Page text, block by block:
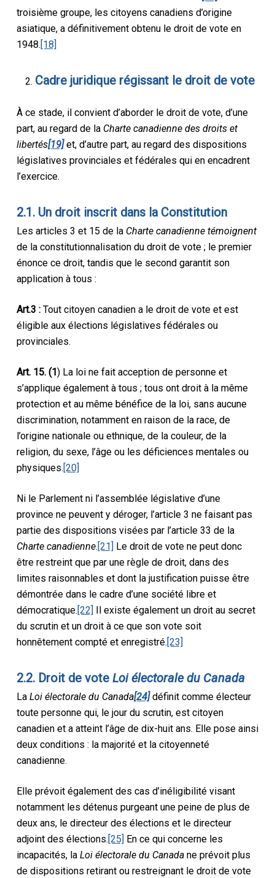
troisième groupe, les citoyens canadiens d’origine
asiatique, a définitivement obtenu le droit de vote en
1948. [18]
Cadre juridique régissant le droit de vote
À ce stade, il convient d’aborder le droit de vote, d’une
part, au regard de la Charte canadienne des droits et
libertés[19]et, d’autre part, au regard des dispositions
législatives provinciales et fédérales qui en encadrent
l’exercice.
2.1. Un droit inscrit dans la Constitution
Les articles 3 et 15 de la Charte canadienne témoignent
de la constitutionnalisation du droit de vote ; le premier
énonce ce droit, tandis que le second garantit son
application à tous :
Art.3 :Tout citoyen canadien a le droit de vote et est
éligible aux élections législatives fédérales ou
provinciales.
Art. 15. (1 ) La loi ne fait acception de personne et
s’applique également à tous ; tous ont droit à la même
protection et au même bénéfice de la loi, sans aucune
discrimination, notamment en raison de la race, de
l’origine nationale ou ethnique, de la couleur, de la
religion, du sexe, l’âge ou les déficiences mentales ou
physiques. [20]
Ni le Parlement ni l’assemblée législative d’une
province ne peuvent y déroger, l’article 3 ne faisant pas
partie des dispositions visées par l’article 33 de la
Charte canadienne. [21]
Le droit de vote ne peut donc
être restreint que par une règle de droit, dans des
limites raisonnables et dont la justification puisse être
démontrée dans le cadre d’une société libre et
démocratique. [22]
Il existe également un droit au secret
du scrutin et un droit à ce que son vote soit
honnêtement compté et enregistré. [23]
2.2. Droit de vote Loi électorale du Canada
La Loi électorale du Canada[24]définit comme électeur
toute personne qui, le jour du scrutin, est citoyen
canadien et a atteint l’âge de dix-huit ans. Elle pose ainsi
deux conditions : la majorité et la citoyenneté
canadienne.
Elle prévoit également des cas d’inéligibilité visant
notamment les détenus purgeant une peine de plus de
deux ans, le directeur des élections et le directeur
adjoint des élections. [25]
En ce qui concerne les
incapacités, la Loi électorale du Canadane prévoit plus
de dispositions retirant ou restreignant le droit de vote